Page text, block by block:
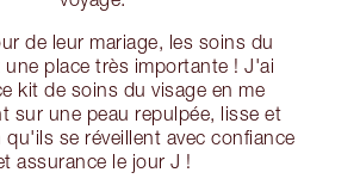
de leur mariage, les soins du
une place très importante ! J'ai
kit de soins du visage en me
sur une peau repulpée, lisse et
qu'ils se réveillent avec confiance
assurance le jour J !